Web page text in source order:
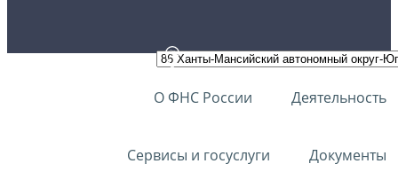
О ФНС России Деятельность
Сервисы и госуслуги Документы